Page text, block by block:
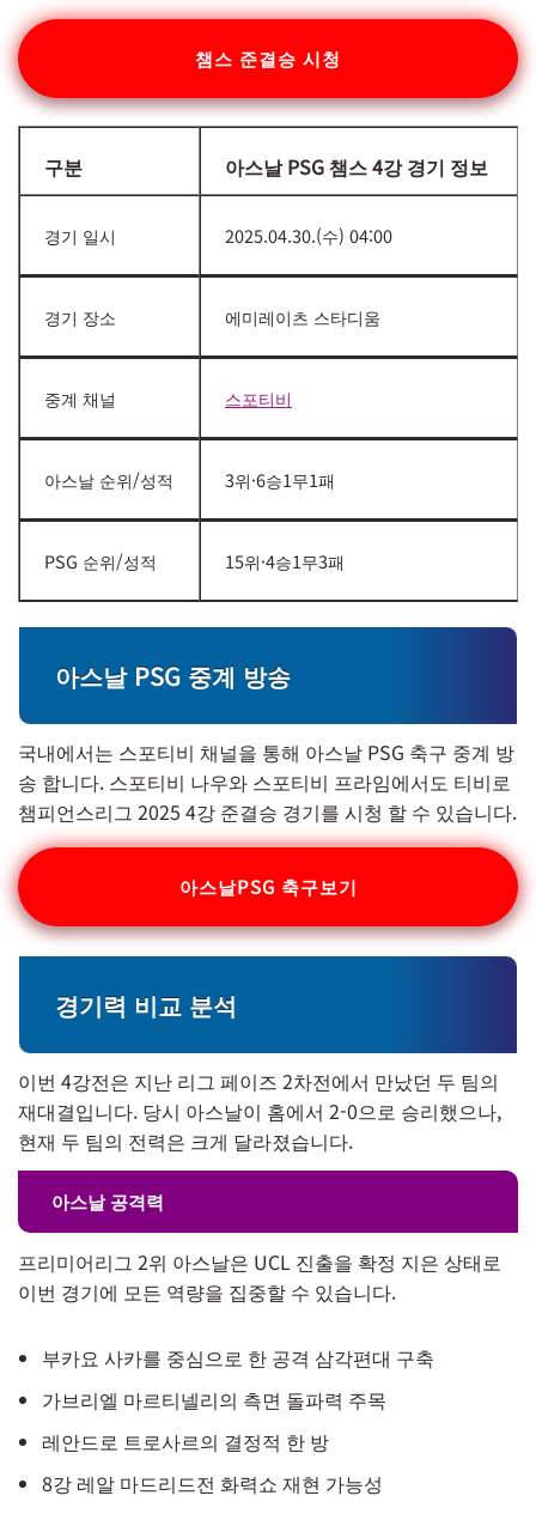
챔스 준결승 시청
구분 아스날 PSG 챔스 4강 경기 정보
경기 일시 2025.04.30.(수) 04:00
경기 장소 에미레이츠 스타디움
중계 채널 스포티비
아스날 순위/성적 3위·6승1무1패
PSG 순위/성적 15위·4승1무3패
아스날 PSG 중계 방송
국내에서는 스포티비 채널을 통해 아스날 PSG 축구 중계 방
송 합니다. 스포티비 나우와 스포티비 프라임에서도 티비로
챔피언스리그 2025 4강 준결승 경기를 시청 할 수 있습니다.
아스날PSG 축구보기
경기력 비교 분석
이번 4강전은 지난 리그 페이즈 2차전에서 만났던 두 팀의
재대결입니다. 당시 아스날이 홈에서 2-0으로 승리했으나,
현재 두 팀의 전력은 크게 달라졌습니다.
아스날 공격력
프리미어리그 2위 아스날은 UCL 진출을 확정 지은 상태로
이번 경기에 모든 역량을 집중할 수 있습니다.
부카요 사카를 중심으로 한 공격 삼각편대 구축
가브리엘 마르티넬리의 측면 돌파력 주목
레안드로 트로사르의 결정적 한 방
8강 레알 마드리드전 화력쇼 재현 가능성